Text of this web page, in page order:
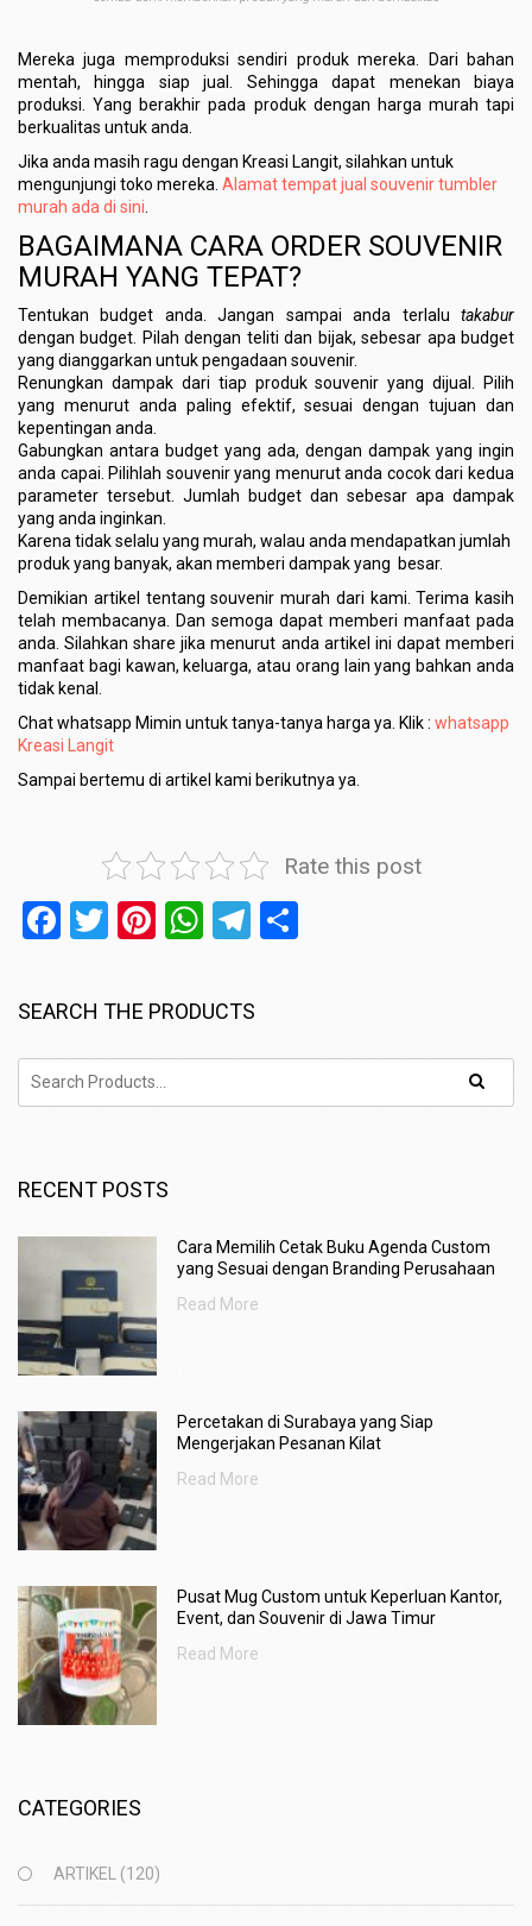
Mereka juga memproduksi sendiri produk mereka. Dari bahan
mentah, hingga siap jual. Sehingga dapat menekan biaya
produksi. Yang berakhir pada produk dengan harga murah tapi
berkualitas untuk anda.
Jika anda masih ragu dengan Kreasi Langit, silahkan untuk
mengunjungi toko mereka. Alamat tempat jual souvenir tumbler
murah ada di sini
BAGAIMANA CARA ORDER SOUVENIR
MURAH YANG TEPAT?
Tentukan budget anda. Jangan sampai anda terlalu takabur
dengan budget. Pilah dengan teliti dan bijak, sebesar apa budget
yang dianggarkan untuk pengadaan souvenir.
Renungkan dampak dari tiap produk souvenir yang dijual. Pilih
yang menurut anda paling efektif, sesuai dengan tujuan dan
kepentingan anda.
Gabungkan antara budget yang ada, dengan dampak yang ingin
anda capai. Pilihlah souvenir yang menurut anda cocok dari kedua
parameter tersebut. Jumlah budget dan sebesar apa dampak
yang anda inginkan.
Karena tidak selalu yang murah, walau anda mendapatkan jumlah
produk yang banyak, akan memberi dampak yang besar.
Demikian artikel tentang souvenir murah dari kami. Terima kasih
telah membacanya. Dan semoga dapat memberi manfaat pada
anda. Silahkan share jika menurut anda artikel ini dapat memberi
manfaat bagi kawan, keluarga, atau orang lain yang bahkan anda
tidak kenal.
Chat whatsapp Mimin untuk tanya-tanya harga ya. Klik : whatsapp
Kreasi Langit
Sampai bertemu di artikel kami berikutnya ya.
Rate this post
Facebook
Twitter
Pinterest
WhatsApp
Telegram
SEARCH THE PRODUCTS
RECENT POSTS
Cara Memilih Cetak Buku Agenda Custom
yang Sesuai dengan Branding Perusahaan
Read More
Percetakan di Surabaya yang Siap
Mengerjakan Pesanan Kilat
Read More
Pusat Mug Custom untuk Keperluan Kantor,
Event, dan Souvenir di Jawa Timur
Read More
CATEGORIES
ARTIKEL (120)